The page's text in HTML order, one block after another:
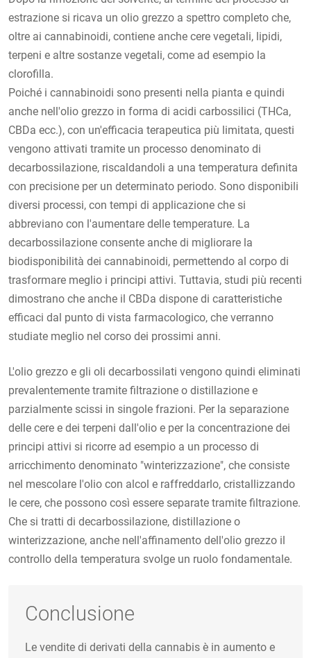
estrazione si ricava un olio grezzo a spettro completo che,
oltre ai cannabinoidi, contiene anche cere vegetali, lipidi,
terpeni e altre sostanze vegetali, come ad esempio la
clorofilla.
Poiché i cannabinoidi sono presenti nella pianta e quindi
anche nell'olio grezzo in forma di acidi carbossilici (THCa,
CBDa ecc.), con un'efficacia terapeutica più limitata, questi
vengono attivati tramite un processo denominato di
decarbossilazione, riscaldandoli a una temperatura definita
con precisione per un determinato periodo. Sono disponibili
diversi processi, con tempi di applicazione che si
abbreviano con l'aumentare delle temperature. La
decarbossilazione consente anche di migliorare la
biodisponibilità dei cannabinoidi, permettendo al corpo di
trasformare meglio i principi attivi. Tuttavia, studi più recenti
dimostrano che anche il CBDa dispone di caratteristiche
efficaci dal punto di vista farmacologico, che verranno
studiate meglio nel corso dei prossimi anni.
L'olio grezzo e gli oli decarbossilati vengono quindi eliminati
prevalentemente tramite filtrazione o distillazione e
parzialmente scissi in singole frazioni. Per la separazione
delle cere e dei terpeni dall'olio e per la concentrazione dei
principi attivi si ricorre ad esempio a un processo di
arricchimento denominato "winterizzazione", che consiste
nel mescolare l'olio con alcol e raffreddarlo, cristallizzando
le cere, che possono così essere separate tramite filtrazione.
Che si tratti di decarbossilazione, distillazione o
winterizzazione, anche nell'affinamento dell'olio grezzo il
controllo della temperatura svolge un ruolo fondamentale.
Conclusione
Le vendite di derivati della cannabis è in aumento e